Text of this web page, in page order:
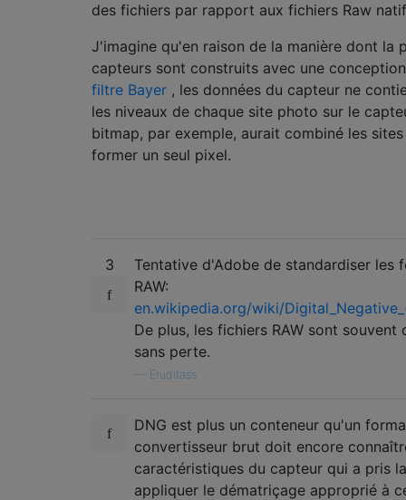
des fichiers par rapport aux fichiers Raw
J'imagine qu'en raison de la manière dont la
capteurs sont construits avec une
filtre Bayer , les données du capteur ne
les niveaux de chaque site photo sur le
bitmap, par exemple, aurait combiné les sites
former un seul pixel.
3
Tentative d'Adobe de standardiser les
RAW:
en.wikipedia.org/wiki/
De plus, les fichiers RAW sont souvent
sans perte.
Eruditass
DNG est plus un conteneur qu'un
convertisseur brut doit encore
caractéristiques du capteur qui a pris
appliquer le dématriçage approprié à